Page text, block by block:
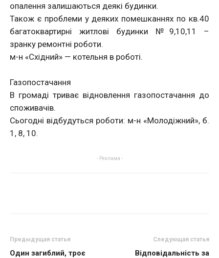
опалення залишаються деякі будинки.
Також є проблеми у деяких помешканнях по кв.40
багатоквартирні житлові будинки №9,10,11 –
зранку ремонтні роботи.
м-н «Східний» — котельня в роботі.
Газопостачання
В громаді триває відновлення газопостачання до
споживачів.
Сьогодні відбудуться роботи: м-н «Молодіжний», б.
1, 8, 10.
- Реклама -
Предыдущая статья
Один загиблий, троє
Следующая статья
Відповідальність за